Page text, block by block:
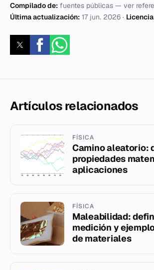
Compilado de: fuentes públicas — ver
Última actualización: 17 jun. 2026 ·
Artículos relacionados
FÍSICA
Camino aleatorio:
propiedades
aplicaciones
FÍSICA
Maleabilidad:
medición y
de materiales